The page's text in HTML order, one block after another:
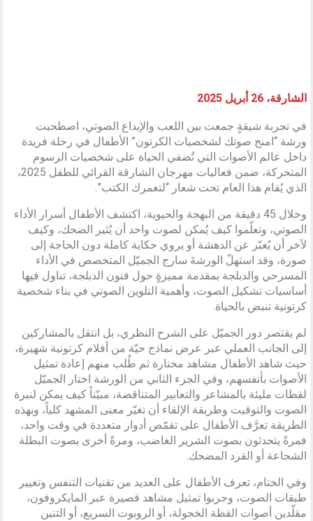
الشارقة، 26 أبريل 2025
في تجربة شيقةٍ جمعت بين اللعب والإبداع الصوتي، اصطحبت
ورشة “امنح صوتك لشخصيات الكرتون” الأطفال في رحلة فريدة
داخل عالم الأصوات التي تُضفي الحياة على شخصيات الرسوم
المتحركة، ضمن فعاليات مهرجان الشارقة القرائي للطفل 2025،
الذي يُقام هذا العام تحت شعار “لتغمرك الكتب”.
وخلال 45 دقيقة من البهجة والحيوية، اكتشف الأطفال أسرار الأداء
الصوتي، وتعلّموا كيف يُمكن لصوت واحد أن يُثير الضحك، وكيف
لآخر أن يُعبّر عن الدهشة أو يروي حكاية كاملة دون الحاجة إلى
صورة، وقد استهلّ الورشةَ سارج الجميّل المتخصص في الأداء
المسرحي والدبلجة بمقدمة مميزةٍ حول فنون الدبلجة، تناول فيها
أساسيات تشكيل الصوت، وأهمية التلوين الصوتي في بناء شخصية
كرتونية تنبض بالحياة.
لم يقتصر دور الجميّل على الشرح النظري، بل انتقل بالمشاركين
إلى الجانب العملي عبر عرض نماذج حيّة من أفلام كرتونية شهيرة،
حيث شاهد الأطفال مشاهد مختارة ثم طُلب منهم إعادة تمثيل
الأصوات بأنفسهم، وفي الجزء الثاني من الورشة اختار الجميّل
لقطات مليئة بالمشاعر والتعابير المتناقضة، مبيّناً كيف يمكن لنبرة
الصوت والتوقيت وطريقة الإلقاء أن تغيّر معنى المشهد كلياً، وبهذه
الطريقة تعرَّف الأطفال على تقمّص أدوار متعددة في وقت واحد،
فمرةً يتحدثون بصوت الشرير الغاضب، ومرةً أخرى بصوت البطلة
الشجاعة أو القرد المضحك.
وفي الختام، تعرف الأطفال على العديد من تقنيات التنفس وتغيير
طبقات الصوت، وجربوا تمثيل مشاهد قصيرة عبر المايكروفون،
مقلّدين أصوات القطة الخجولة، أو الروبوت السريع، أو التنين